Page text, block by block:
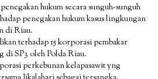
hukum secara sunguh-sunguh
penegakan hukum kasus lingkungan
di Riau.
terhadap 15 korporasi pembakar
di SP3 oleh Polda Riau.
perkebunan kelapasawit yng